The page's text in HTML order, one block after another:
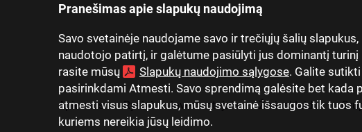
Pranešimas apie slapukų naudojimą
Savo svetainėje naudojame savo ir trečiųjų šalių
naudotojo patirtį, ir galėtume pasiūlyti jus dominantį
rasite mūsų
Slapukų naudojimo sąlygose. Galite
pasirinkdami Atmesti. Savo sprendimą galėsite bet
atmesti visus slapukus, mūsų svetainė išsaugos tik tuos
kuriems nereikia jūsų leidimo.
Apie mus Ryšiai su investuotojais Žiniasklaidai